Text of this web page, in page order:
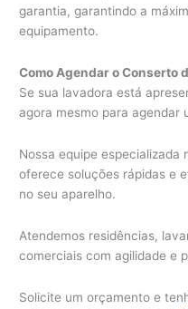
garantia, garantindo a
equipamento.
Como Agendar o Conserto
Se sua lavadora está
agora mesmo para agendar
Nossa equipe especializada
oferece soluções rápidas e
no seu aparelho.
Atendemos residências,
comerciais com agilidade e
Solicite um orçamento e